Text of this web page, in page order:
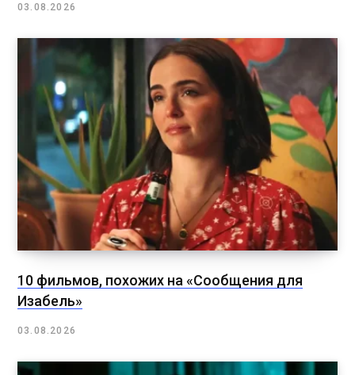
03.08.2026
10 фильмов, похожих на «Сообщения для
Изабель»
03.08.2026